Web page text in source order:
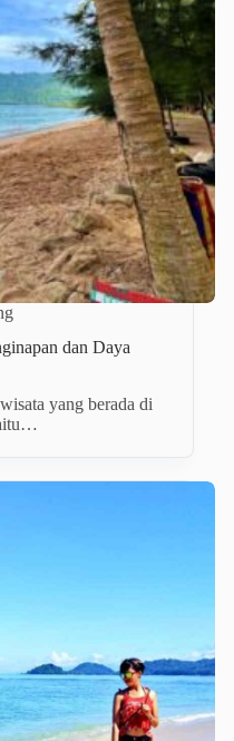
dan Daya
yang berada di